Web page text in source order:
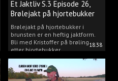
18:38
Et Jaktliv S.3 Episode 26,
Brølejakt på hjortebukker
med Kristoffer Clausen
Brølejakt på hjortebukker i
brunsten er en heftig jaktform.
Bli med Kristoffer på brøling
etter hjortebukker.